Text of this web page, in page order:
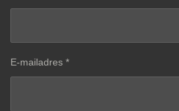
E-mailadres *